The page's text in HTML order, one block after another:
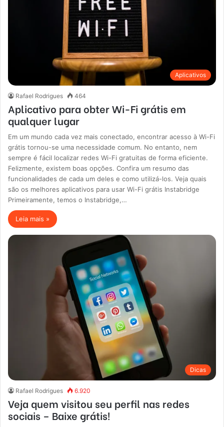
Aplicativos
Rafael Rodrigues 464
Aplicativo para obter Wi-Fi grátis em
qualquer lugar
Em um mundo cada vez mais conectado, encontrar acesso à Wi-Fi
grátis tornou-se uma necessidade comum. No entanto, nem
sempre é fácil localizar redes Wi-Fi gratuitas de forma eficiente.
Felizmente, existem boas opções. Confira um resumo das
funcionalidades de cada um deles e como utilizá-los. Veja quais
são os melhores aplicativos para usar Wi-Fi grátis Instabridge
Primeiramente, temos o Instabridge,…
Leia mais »
Dicas
Rafael Rodrigues 6.920
Veja quem visitou seu perfil nas redes
sociais – Baixe grátis!